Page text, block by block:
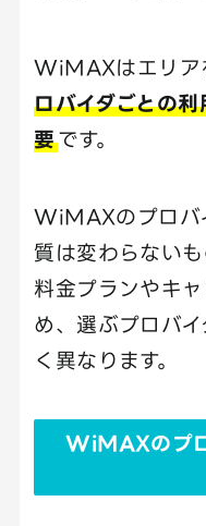
WiMAXはエリア
ロバイダごとの
要です。
WiMAXのプロバ
質は変わらない
料金プランやキ
め、選ぶプロバ
く異なります。
WiMAXのプ